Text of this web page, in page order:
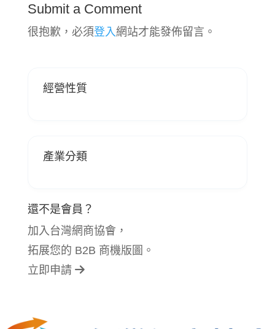
Submit a Comment
很抱歉，必須登入 網站才能發佈留言。
經營性質
產業分類
還不是會員？
加入台灣網商協會，
拓展您的 B2B 商機版圖。
立即申請